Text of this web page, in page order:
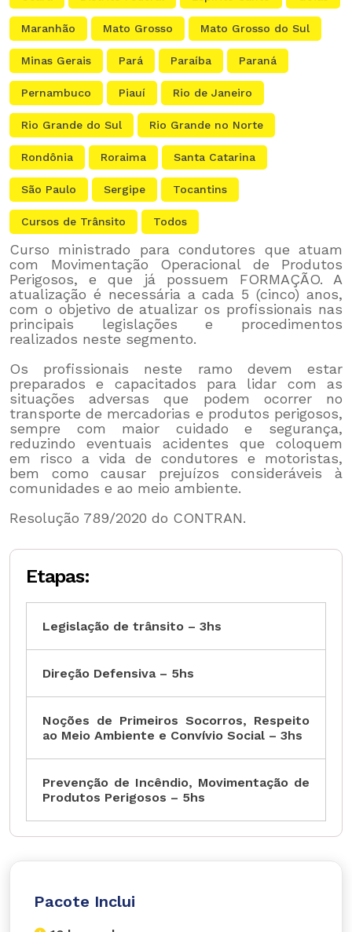
Maranhão Mato Grosso Mato Grosso do Sul
Minas Gerais Pará Paraíba Paraná
Pernambuco Piauí Rio de Janeiro
Rio Grande do Sul Rio Grande no Norte
Rondônia Roraima Santa Catarina
São Paulo Sergipe Tocantins
Cursos de Trânsito Todos
Curso ministrado para condutores que atuam
com Movimentação Operacional de Produtos
Perigosos, e que já possuem FORMAÇÃO. A
atualização é necessária a cada 5 (cinco) anos,
com o objetivo de atualizar os profissionais nas
principais legislações e procedimentos
realizados neste segmento.
Os profissionais neste ramo devem estar
preparados e capacitados para lidar com as
situações adversas que podem ocorrer no
transporte de mercadorias e produtos perigosos,
sempre com maior cuidado e segurança,
reduzindo eventuais acidentes que coloquem
em risco a vida de condutores e motoristas,
bem como causar prejuízos consideráveis à
comunidades e ao meio ambiente.
Resolução 789/2020 do CONTRAN.
Etapas:
Legislação de trânsito – 3hs
Direção Defensiva – 5hs
Noções de Primeiros Socorros, Respeito
ao Meio Ambiente e Convívio Social – 3hs
Prevenção de Incêndio, Movimentação de
Produtos Perigosos – 5hs
Pacote Inclui